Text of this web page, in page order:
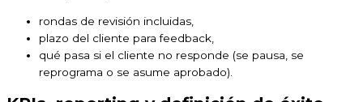
rondas de revisión incluidas,
plazo del cliente para feedback,
qué pasa si el cliente no responde (se pausa, se
reprograma o se asume aprobado).